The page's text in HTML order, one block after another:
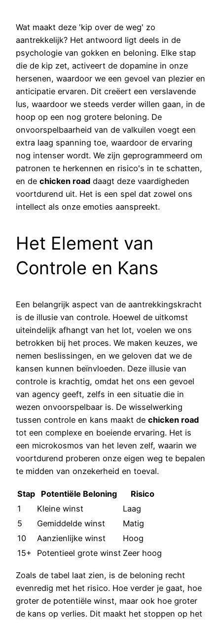
Wat maakt deze 'kip over de weg' zo
aantrekkelijk? Het antwoord ligt deels in de
psychologie van gokken en beloning. Elke stap
die de kip zet, activeert de dopamine in onze
hersenen, waardoor we een gevoel van plezier en
anticipatie ervaren. Dit creëert een verslavende
lus, waardoor we steeds verder willen gaan, in de
hoop op een nog grotere beloning. De
onvoorspelbaarheid van de valkuilen voegt een
extra laag spanning toe, waardoor de ervaring
nog intenser wordt. We zijn geprogrammeerd om
patronen te herkennen en risico's in te schatten,
en de chicken road daagt deze vaardigheden
voortdurend uit. Het is een spel dat zowel ons
intellect als onze emoties aanspreekt.
Het Element van
Controle en Kans
Een belangrijk aspect van de aantrekkingskracht
is de illusie van controle. Hoewel de uitkomst
uiteindelijk afhangt van het lot, voelen we ons
betrokken bij het proces. We maken keuzes, we
nemen beslissingen, en we geloven dat we de
kansen kunnen beïnvloeden. Deze illusie van
controle is krachtig, omdat het ons een gevoel
van agency geeft, zelfs in een situatie die in
wezen onvoorspelbaar is. De wisselwerking
tussen controle en kans maakt de chicken road
tot een complexe en boeiende ervaring. Het is
een microkosmos van het leven zelf, waarin we
voortdurend proberen onze eigen weg te bepalen
te midden van onzekerheid en toeval.
Stap Potentiële Beloning
Risico
1
Kleine winst
Laag
5
Gemiddelde winst
Matig
10
Aanzienlijke winst
Hoog
15+
Potentieel grote winst Zeer hoog
Zoals de tabel laat zien, is de beloning recht
evenredig met het risico. Hoe verder je gaat, hoe
groter de potentiële winst, maar ook hoe groter
de kans op verlies. Dit maakt het stoppen op het